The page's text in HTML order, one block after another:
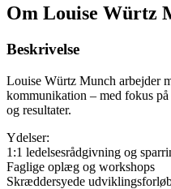
Om Louise Würtz
Beskrivelse
Louise Würtz Munch arbejder
kommunikation – med fokus
og resultater.
Ydelser:
1:1 ledelsesrådgivning og
Faglige oplæg og workshops
Skræddersyede